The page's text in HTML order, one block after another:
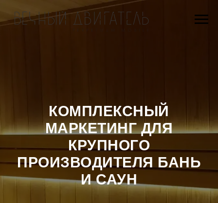
КОМПЛЕКСНЫЙ
МАРКЕТИНГ ДЛЯ
КРУПНОГО
ПРОИЗВОДИТЕЛЯ БАНЬ
И САУН